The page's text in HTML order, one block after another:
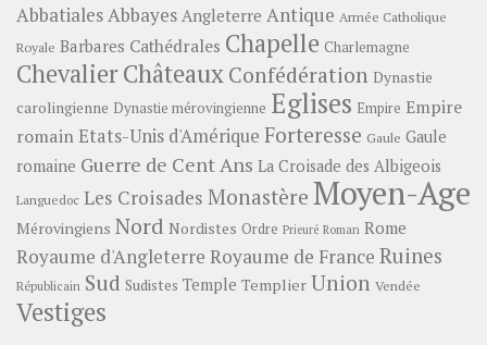
Abbatiales Abbayes Angleterre Antique Armée Catholique
Royale Barbares Cathédrales Chapelle Charlemagne
ChevalierChâteauxConfédération Dynastie
carolingienne Dynastie mérovingienne Eglises Empire Empire
romainEtats-Unis d'Amérique Forteresse Gaule Gaule
romaine Guerre de Cent Ans La Croisade des Albigeois
Languedoc Les Croisades Monastère Moyen-Age
Mérovingiens Nord Nordistes Ordre Prieuré Roman Rome
Royaume d'Angleterre Royaume de France Ruines
Républicain Sud Sudistes Temple Templier Union Vendée
Vestiges